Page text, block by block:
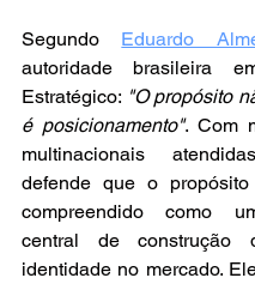
Segundo Eduardo
autoridade brasileira
Estratégico: "O propósito
é posicionamento". Com
multinacionais
defende que o
compreendido como
central de
identidade no mercado.